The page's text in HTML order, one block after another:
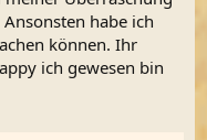
habe ich
können. Ihr
ich gewesen bin